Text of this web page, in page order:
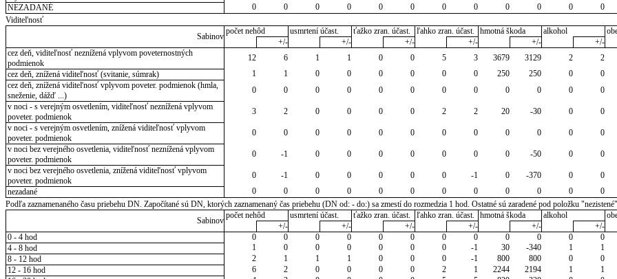
NEZADANÉ
0 0 0 0 0 0 0 0 0 0 0 0
Viditeľnosť
Sabinov
počet nehôd usmrtení účast. ťažko zran. účast. ľahko zran. účast. hmotná škoda alkohol
+/-
+/- +/- +/- +/- +/-
cez deň, viditeľnosť neznížená vplyvom poveternostných
podmienok
12 6 1 1 0 0 5 3 3679 3129 2 2
cez deň, znížená viditeľnosť (svitanie, súmrak)
1 1 0 0 0 0 0 0 250 250 0 0
cez deň, znížená viditeľnosť vplyvom poveter. podmienok (hmla,
sneženie, dážď ...)
0 0 0 0 0 0 0 0 0 0 0 0
v noci - s verejným osvetlením, viditeľnosť neznížená vplyvom
poveter. podmienok
3 2 0 0 0 0 2 2 20 -30 0 0
v noci - s verejným osvetlením, znížená viditeľnosť vplyvom
poveter. podmienok
0 0 0 0 0 0 0 0 0 0 0 0
v noci bez verejného osvetlenia, viditeľnosť neznížená vplyvom
poveter. podmienok
0 -1 0 0 0 0 0 0 0 -50 0 0
v noci bez verejného osvetlenia, znížená viditeľnosť vplyvom
poveter. podmienok
0 -1 0 0 0 0 0 -1 0 -370 0 0
nezadané
0 0 0 0 0 0 0 0 0 0 0 0
Podľa zaznamenaného času priebehu DN. Započítané sú DN, ktorých zaznamenaný čas priebehu (DN od: - do:) sa zmestí do rozmedzia 1 hod. Ostatné sú zaradené pod položku "nezistené"
Sabinov
počet nehôd usmrtení účast. ťažko zran. účast. ľahko zran. účast. hmotná škoda alkohol
+/-
+/- +/- +/- +/- +/-
0 - 4 hod
0 0 0 0 0 0 0 0 0 0 0 0
4 - 8 hod
1 0 0 0 0 0 0 -1 30 -340 1 1
8 - 12 hod
2 1 1 1 0 0 0 -1 800 800 0 0
12 - 16 hod
6 2 0 0 0 0 2 1 2244 2194 1 1